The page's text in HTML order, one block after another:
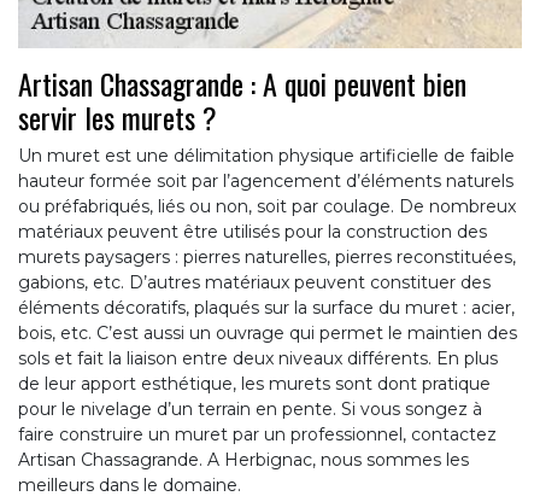
Artisan Chassagrande : A quoi peuvent bien
servir les murets ?
Un muret est une délimitation physique artificielle de faible
hauteur formée soit par l’agencement d’éléments naturels
ou préfabriqués, liés ou non, soit par coulage. De nombreux
matériaux peuvent être utilisés pour la construction des
murets paysagers : pierres naturelles, pierres reconstituées,
gabions, etc. D’autres matériaux peuvent constituer des
éléments décoratifs, plaqués sur la surface du muret : acier,
bois, etc. C’est aussi un ouvrage qui permet le maintien des
sols et fait la liaison entre deux niveaux différents. En plus
de leur apport esthétique, les murets sont dont pratique
pour le nivelage d’un terrain en pente. Si vous songez à
faire construire un muret par un professionnel, contactez
Artisan Chassagrande. A Herbignac, nous sommes les
meilleurs dans le domaine.